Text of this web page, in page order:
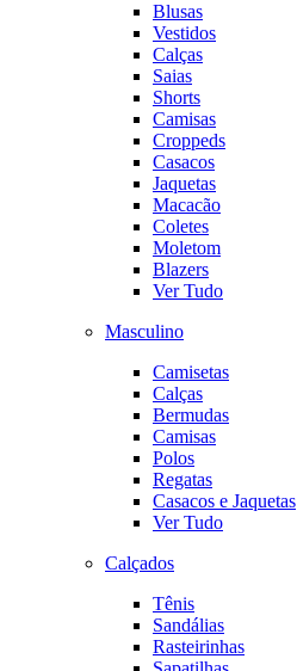
Blusas
Vestidos
Calças
Saias
Shorts
Camisas
Croppeds
Casacos
Jaquetas
Macacão
Coletes
Moletom
Blazers
Ver Tudo
Masculino
Camisetas
Calças
Bermudas
Camisas
Polos
Regatas
Casacos e Jaquetas
Ver Tudo
Calçados
Tênis
Sandálias
Rasteirinhas